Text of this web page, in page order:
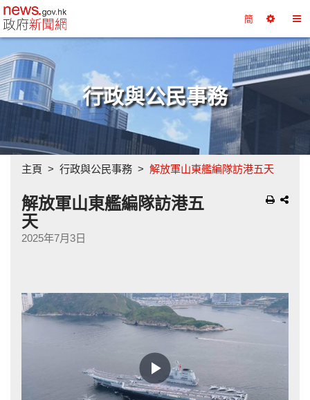
政府新聞網主頁 簡
擇
工
具
換
目
錄
行政與公民事務
主頁 行政與公民事務 解放軍山東艦編隊訪港五天
解放軍山東艦編隊訪港五
天
2025年7月3日
Play